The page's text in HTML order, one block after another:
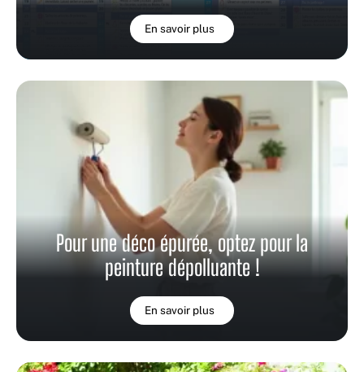
En savoir plus
Pour une déco épurée, optez pour la
peinture dépolluante !
En savoir plus